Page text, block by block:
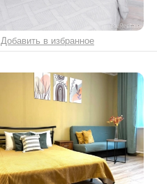
Добавить в избранное